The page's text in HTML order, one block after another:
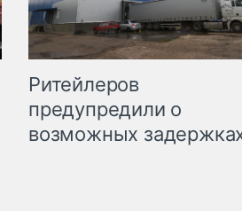
Ритейлеров
предупредили о
возможных